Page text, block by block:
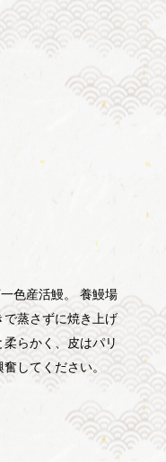
色産活鰻。 養鰻場
蒸さずに焼き上げ
らかく、皮はパリ
してください。